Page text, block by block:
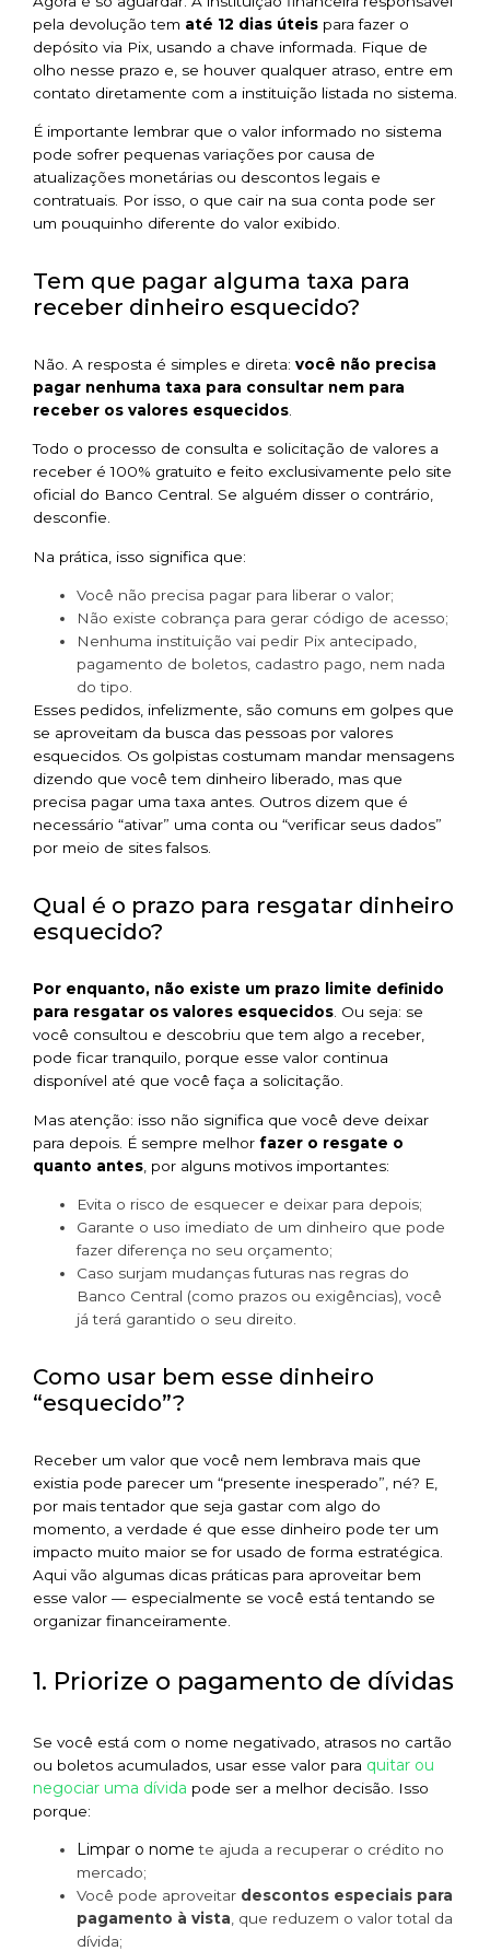
pela devolução tem até 12 dias úteis para fazer o
depósito via Pix, usando a chave informada. Fique de
olho nesse prazo e, se houver qualquer atraso, entre em
contato diretamente com a instituição listada no sistema.
É importante lembrar que o valor informado no sistema
pode sofrer pequenas variações por causa de
atualizações monetárias ou descontos legais e
contratuais. Por isso, o que cair na sua conta pode ser
um pouquinho diferente do valor exibido.
Tem que pagar alguma taxa para
receber dinheiro esquecido?
Não. A resposta é simples e direta: você não precisa
pagar nenhuma taxa para consultar nem para
receber os valores esquecidos
Todo o processo de consulta e solicitação de valores a
receber é 100% gratuito e feito exclusivamente pelo site
oficial do Banco Central. Se alguém disser o contrário,
desconfie.
Na prática, isso significa que:
Você não precisa pagar para liberar o valor;
Não existe cobrança para gerar código de acesso;
Nenhuma instituição vai pedir Pix antecipado,
pagamento de boletos, cadastro pago, nem nada
do tipo.
Esses pedidos, infelizmente, são comuns em golpes que
se aproveitam da busca das pessoas por valores
esquecidos. Os golpistas costumam mandar mensagens
dizendo que você tem dinheiro liberado, mas que
precisa pagar uma taxa antes. Outros dizem que é
necessário “ativar” uma conta ou “verificar seus dados”
por meio de sites falsos.
Qual é o prazo para resgatar dinheiro
esquecido?
Por enquanto, não existe um prazo limite definido
para resgatar os valores esquecidos. Ou seja: se
você consultou e descobriu que tem algo a receber,
pode ficar tranquilo, porque esse valor continua
disponível até que você faça a solicitação.
Mas atenção: isso não significa que você deve deixar
para depois. É sempre melhor fazer o resgate o
quanto antes , por alguns motivos importantes:
Evita o risco de esquecer e deixar para depois;
Garante o uso imediato de um dinheiro que pode
fazer diferença no seu orçamento;
Caso surjam mudanças futuras nas regras do
Banco Central (como prazos ou exigências), você
já terá garantido o seu direito.
Como usar bem esse dinheiro
“esquecido”?
Receber um valor que você nem lembrava mais que
existia pode parecer um “presente inesperado”, né? E,
por mais tentador que seja gastar com algo do
momento, a verdade é que esse dinheiro pode ter um
impacto muito maior se for usado de forma estratégica.
Aqui vão algumas dicas práticas para aproveitar bem
esse valor — especialmente se você está tentando se
organizar financeiramente.
1. Priorize o pagamento de dívidas
Se você está com o nome negativado, atrasos no cartão
ou boletos acumulados, usar esse valor para quitar ou
negociar uma dívida pode ser a melhor decisão. Isso
porque:
Limpar o nome te ajuda a recuperar o crédito no
mercado;
Você pode aproveitar descontos especiais para
pagamento à vista, que reduzem o valor total da
dívida;